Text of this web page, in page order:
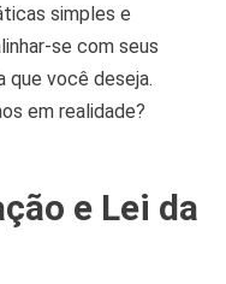
simples e
se com seus
que você deseja.
em realidade?
e Lei da